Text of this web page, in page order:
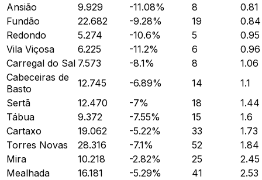
Ansião
9.929 -11.08% 8
0.81
Fundão
22.682 -9.28% 19
0.84
Redondo
5.274 -10.6% 5
0.95
Vila Viçosa
6.225 -11.2% 6
0.96
Carregal do Sal 7.573 -8.1% 8
1.06
Cabeceiras de
Basto
12.745 -6.89% 14
1.1
Sertã
12.470 -7% 18
1.44
Tábua
9.372 -7.55% 15
1.6
Cartaxo
19.062 -5.22% 33
1.73
Torres Novas
28.316 -7.1% 52
1.84
Mira
10.218 -2.82% 25
2.45
Mealhada
16.181 -5.29% 41
2.53